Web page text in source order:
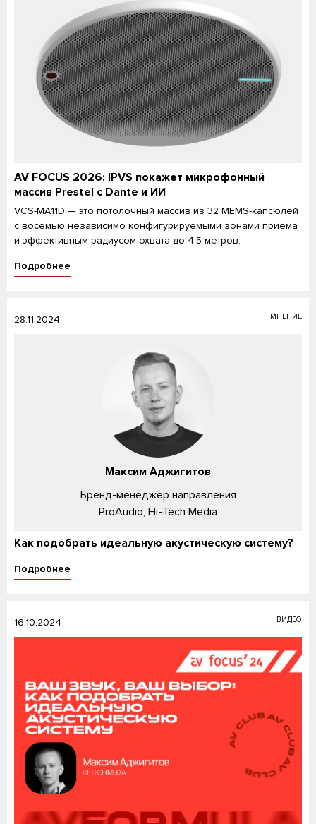
AV FOCUS 2026: IPVS покажет микрофонный
массив Prestel с Dante и ИИ
VCS-MA11D — это потолочный массив из 32 MEMS-капсюлей
с восемью независимо конфигурируемыми зонами приема
и эффективным радиусом охвата до 4,5 метров.
Подробнее
28.11.2024 МНЕНИЕ
Максим Аджигитов
Бренд-менеджер направления
ProAudio, Hi-Tech Media
Как подобрать идеальную акустическую систему?
Подробнее
16.10.2024 ВИДЕО